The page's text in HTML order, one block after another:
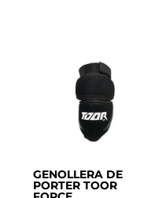
GENOLLERA DE
PORTER TOOR